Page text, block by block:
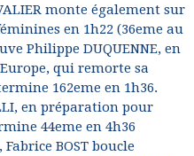
monte également sur
en 1h22 (36eme au
Philippe DUQUENNE, en
qui remorte sa
162eme en 1h36.
en préparation pour
44eme en 4h36
BOST boucle